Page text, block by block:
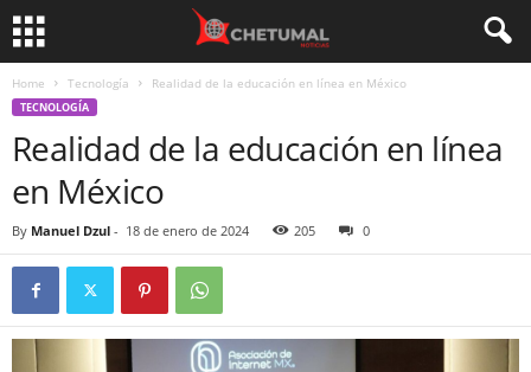
Home Tecnología Realidad de la educación en línea en México
TECNOLOGÍA
Realidad de la educación en línea
en México
By Manuel Dzul - 18 de enero de 2024 205 0